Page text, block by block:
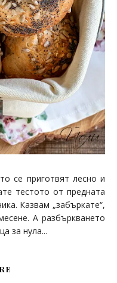
се приготвят лесно и
тестото от предната
Казвам „забъркате“,
А разбъркването
за нула...